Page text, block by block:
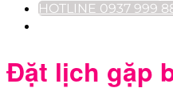
HOTLINE 0937 999
Đặt lịch gặp